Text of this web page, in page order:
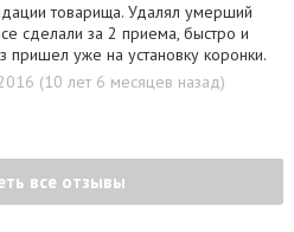
товарища. Удалял умерший
сделали за 2 приема, быстро и
пришел уже на установку коронки.
(10 лет 6 месяцев назад)
все отзывы